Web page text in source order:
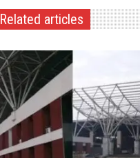
Related articles